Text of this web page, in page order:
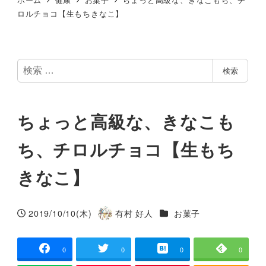
ロルチョコ【生もちきなこ】
検
索
検索
ちょっと高級な、きなこも
ち、チロルチョコ【生もち
きなこ】
投稿日
2019/10/10(木)
著
有村 好人 カテゴリー
お菓子
0 0 0 0